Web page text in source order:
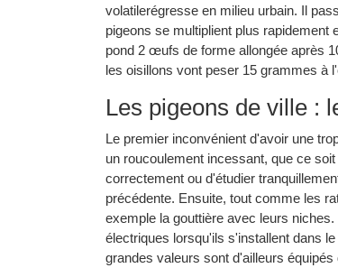
volatilerégresse en milieu urbain. Il
pigeons se multiplient plus rapidement
pond 2 œufs de forme allongée après
les oisillons vont peser 15 grammes à
Les pigeons de ville :
Le premier inconvénient d'avoir une
un roucoulement incessant, que ce
correctement ou d'étudier
précédente. Ensuite, tout comme les
exemple la gouttière avec leurs
électriques lorsqu'ils s'installent dans
grandes valeurs sont d'ailleurs